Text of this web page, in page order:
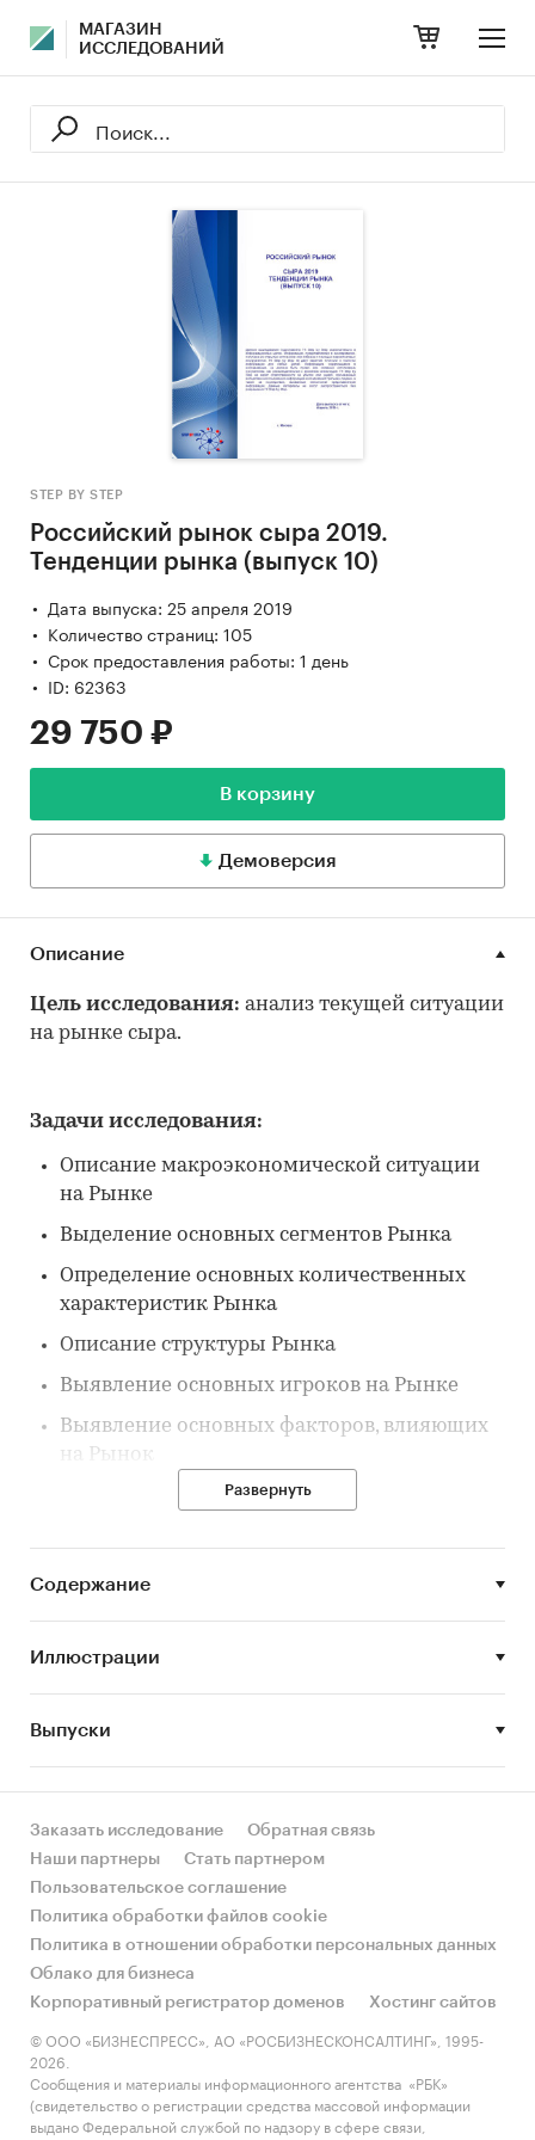
МАГАЗИН
ИССЛЕДОВАНИЙ
STEP BY STEP
Российский рынок сыра 2019.
Тенденции рынка (выпуск 10)
Дата выпуска: 25 апреля 2019
Количество страниц: 105
Срок предоставления работы: 1 день
ID: 62363
29 750 ₽
В корзину
Демоверсия
Описание
Цель исследования: анализ текущей ситуации
на рынке сыра.
Задачи исследования:
Описание макроэкономической ситуации
на Рынке
Выделение основных сегментов Рынка
Определение основных количественных
характеристик Рынка
Описание структуры Рынка
Выявление основных игроков на Рынке
Выявление основных факторов, влияющих
на Рынок
Описание типа исследования:
Данный отчет написан по результатам
кабинетного исследования. Кабинетное
исследование представляет собой вид
содержащихся в открытых источниках
Выдержки из исследования:
В 2016 – 2019 гг. года наблюдается ежегодный
рост цен на все категории сыров. На плавленые
сыры наблюдается более интенсивный рост
цен. В 2019 году цены на плавленые сыры
увеличились на ….%, на сычужные твердые и
мягкие сыры на …%, на национальные сыры и
брынзу на …%.
Развернуть
Содержание
Иллюстрации
Выпуски
Заказать исследование
Обратная связь
Наши партнеры
Стать партнером
Пользовательское соглашение
Политика обработки файлов cookie
Политика в отношении обработки персональных данных
Облако для бизнеса
Корпоративный регистратор доменов
Хостинг сайтов
© ООО «БИЗНЕСПРЕСС», АО «РОСБИЗНЕСКОНСАЛТИНГ», 1995-
2026.
Сообщения и материалы информационного агентства «РБК»
(свидетельство о регистрации средства массовой информации
выдано Федеральной службой по надзору в сфере связи,